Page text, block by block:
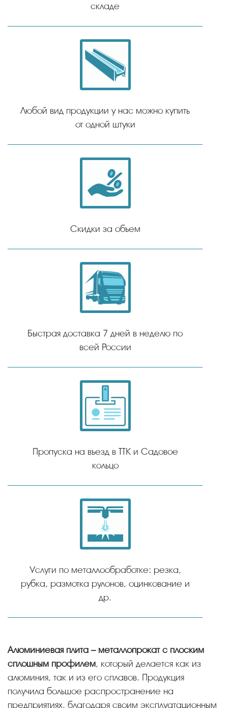
складе
Любой вид продукции у нас можно купить
от одной штуки
Скидки за объем
Быстрая доставка 7 дней в неделю по
всей России
Пропуска на въезд в ТТК и Садовое
кольцо
Услуги по металлообработке: резка,
рубка, размотка рулонов, оцинкование и
др.
Алюминиевая плита – металлопрокат с плоским
сплошным профилем, который делается как из
алюминия, так и из его сплавов. Продукция
получила большое распространение на
предприятиях, благодаря своим эксплуатационным